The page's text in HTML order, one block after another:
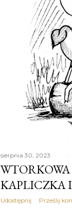
sierpnia 30, 2023
WTORKOWA
KAPLICZKA
Udostępnij Prześlij